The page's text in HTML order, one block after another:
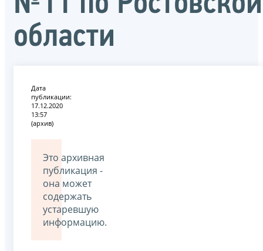
области
Дата
публикации:
17.12.2020
13:57
(архив)
Это архивная
публикация -
она может
содержать
устаревшую
информацию.